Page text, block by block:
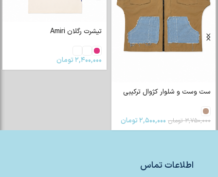
ست وست و شلوار کژوال ترکیبی
۳,۷۵۰,۰۰۰ تومان ۲,۵۰۰,۰۰۰تومان
تیشرت رگلان Amiri
۲,۴۰۰,۰۰۰تومان
اطلاعات تماس